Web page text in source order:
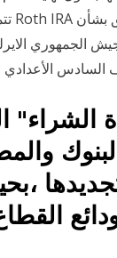
الجمهوري
للدور الأول ٢٠٢٠/